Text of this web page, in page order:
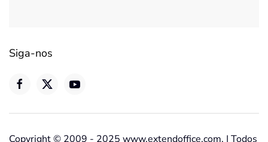
Siga-nos
Copyright © 2009 - 2025 www.extendoffice.com. | Todos